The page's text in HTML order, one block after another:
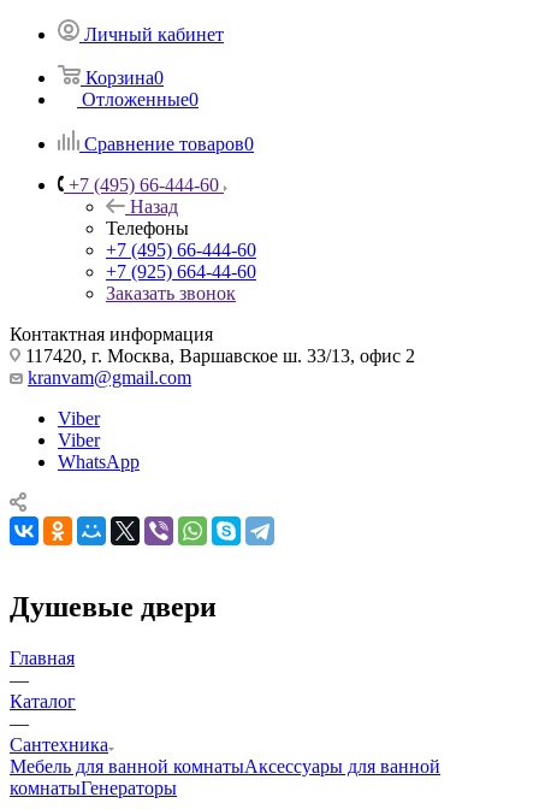
Личный кабинет
Корзина0
Отложенные0
Сравнение товаров0
+7 (495) 66-444-60
Назад
Телефоны
+7 (495) 66-444-60
+7 (925) 664-44-60
Заказать звонок
Контактная информация
117420, г. Москва, Варшавское ш. 33/13, офис 2
kranvam@gmail.com
Viber
Viber
WhatsApp
Душевые двери
Главная
—
Каталог
—
Сантехника
Мебель для ванной комнатыАксессуары для ванной
комнатыГенераторы